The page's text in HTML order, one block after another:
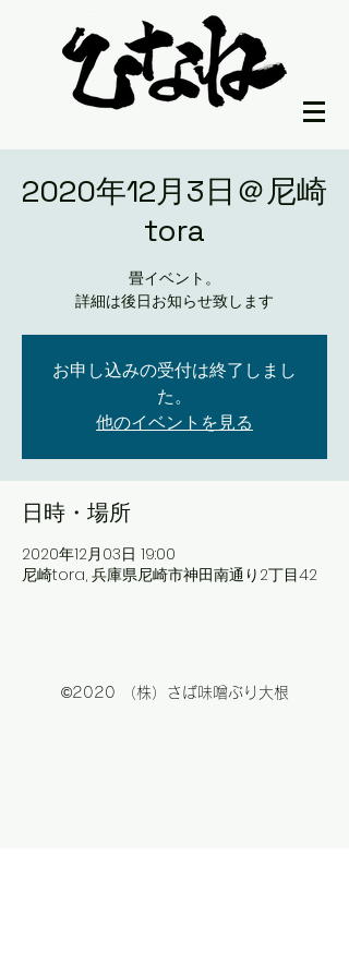
2020年12月3日＠尼崎
tora
畳イベント。
詳細は後日お知らせ致します
お申し込みの受付は終了しまし
た。
他のイベントを見る
日時・場所
2020年12月03日 19:00
尼崎tora, 兵庫県尼崎市神田南通り2丁目42
©2020 （株）さば味噌ぶり大根